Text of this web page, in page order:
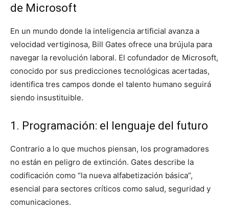
de Microsoft
En un mundo donde la inteligencia artificial avanza a
velocidad vertiginosa, Bill Gates ofrece una brújula para
navegar la revolución laboral. El cofundador de Microsoft,
conocido por sus predicciones tecnológicas acertadas,
identifica tres campos donde el talento humano seguirá
siendo insustituible.
1. Programación: el lenguaje del futuro
Contrario a lo que muchos piensan, los programadores
no están en peligro de extinción. Gates describe la
codificación como “la nueva alfabetización básica”,
esencial para sectores críticos como salud, seguridad y
comunicaciones.